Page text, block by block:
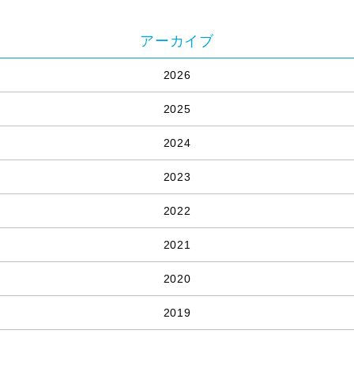
アーカイブ
2026
2025
2024
2023
2022
2021
2020
2019